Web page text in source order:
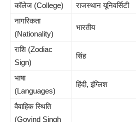
कॉलेज (College)
राजस्थान यूनिवर्सिटी
नागरिकता
(Nationality)
भारतीय
राशि (Zodiac
Sign)
सिंह
भाषा
(Languages)
हिंदी, इंग्लिश
वैवाहिक स्थिति
(Govind Singh